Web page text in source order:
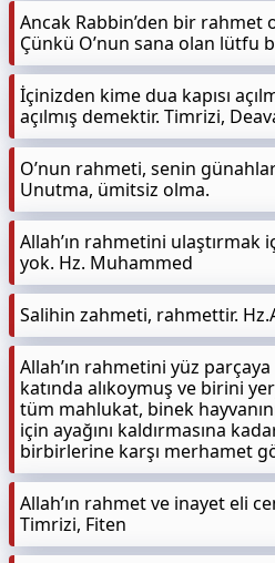
Ancak Rabbin’den bir rahmet
Çünkü O’nun sana olan lütfu
İçinizden kime dua kapısı
açılmış demektir. Timrizi,
O’nun rahmeti, senin
Unutma, ümitsiz olma.
Allah’ın rahmetini ulaştırmak
yok. Hz. Muhammed
Salihin zahmeti, rahmettir.
Allah’ın rahmetini yüz
katında alıkoymuş ve birini
tüm mahlukat, binek
için ayağını kaldırmasına
birbirlerine karşı merhamet
Allah’ın rahmet ve inayet eli
Timrizi, Fiten